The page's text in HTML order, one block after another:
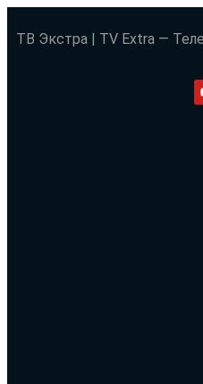
ТВ Экстра | TV Extra —